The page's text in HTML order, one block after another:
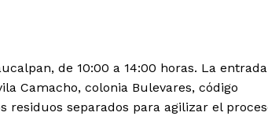
Subscription Plans
My account
Quintana Roo
de 10:00 a 14:00 horas. La entrada
Camacho, colonia Bulevares, código
residuos separados para agilizar el